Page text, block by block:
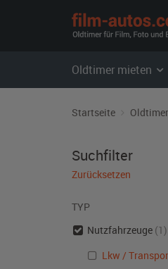
Oldtimer mieten
Startseite
Suchfilter
Zurücksetzen
TYP
Nutzfahrzeuge (1)
Lkw /